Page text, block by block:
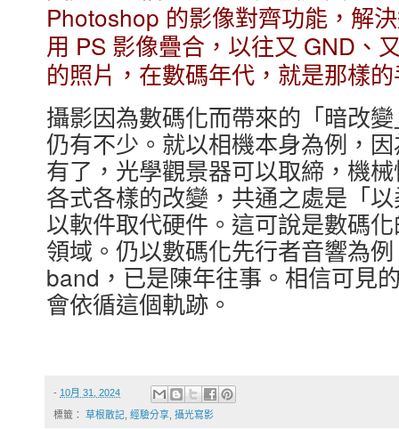
Photoshop 的影像對齊功能，解
用 PS 影像疊合，以往又 GND、
的照片，在數碼年代，就是那樣
攝影因為數碼化而帶來的「暗改
仍有不少。就以相機本身為例，
有了，光學觀景器可以取締，機
各式各樣的改變，共通之處是「
以軟件取代硬件。這可說是數碼
領域。仍以數碼化先行者音響為
band，已是陳年往事。相信可見
會依循這個軌跡。
- 10月 31, 2024
標籤： 草根散記 經驗分享 攝光寫影